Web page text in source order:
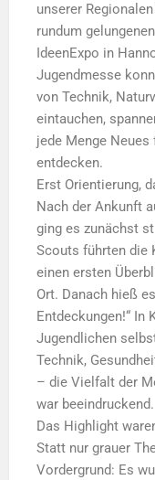
unserer
rundum
IdeenExpo in
Jugendmesse
von Technik,
eintauchen,
jede Menge
entdecken.
​Erst Orientierung,
​Nach der Ankunft
ging es zunächst
Scouts führten die
einen ersten
Ort. Danach hieß
Entdeckungen!“ In
Jugendlichen
Technik,
– die Vielfalt der
war beeindruckend.
​Das Highlight
Statt nur grauer
Vordergrund: Es